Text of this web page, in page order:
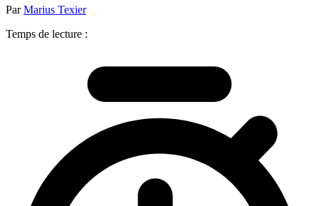
ParMarius Texier
Temps de lecture :